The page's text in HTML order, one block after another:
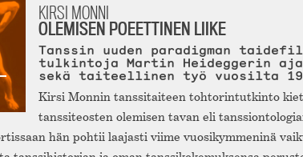
KIRSI MONNI
OLEMISEN POEETTINEN LIIKE
Tanssin uuden paradigman
tulkintoja Martin Heideggerin
sekä taiteellinen työ vuosilta
Kirsi Monnin tanssitaiteen tohtorintutkinto
tanssiteosten olemisen tavan eli
hän pohtii laajasti viime vuosikymmeninä